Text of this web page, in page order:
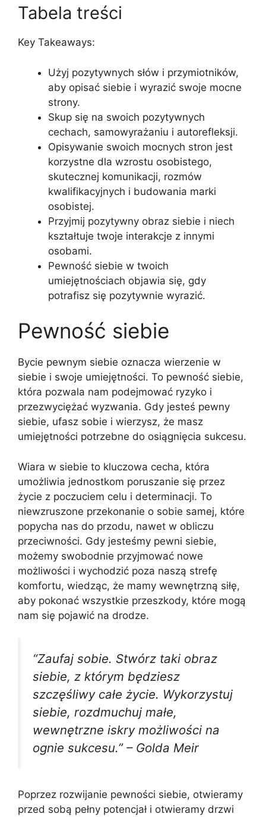
Tabela treści
Key Takeaways:
Użyj pozytywnych słów i przymiotników,
aby opisać siebie i wyrazić swoje mocne
strony.
Skup się na swoich pozytywnych
cechach, samowyrażaniu i autorefleksji.
Opisywanie swoich mocnych stron jest
korzystne dla wzrostu osobistego,
skutecznej komunikacji, rozmów
kwalifikacyjnych i budowania marki
osobistej.
Przyjmij pozytywny obraz siebie i niech
kształtuje twoje interakcje z innymi
osobami.
Pewność siebie w twoich
umiejętnościach objawia się, gdy
potrafisz się pozytywnie wyrazić.
Pewność siebie
Bycie pewnym siebie oznacza wierzenie w
siebie i swoje umiejętności. To pewność siebie,
która pozwala nam podejmować ryzyko i
przezwyciężać wyzwania. Gdy jesteś pewny
siebie, ufasz sobie i wierzysz, że masz
umiejętności potrzebne do osiągnięcia sukcesu.
Wiara w siebie to kluczowa cecha, która
umożliwia jednostkom poruszanie się przez
życie z poczuciem celu i determinacji. To
niewzruszone przekonanie o sobie samej, które
popycha nas do przodu, nawet w obliczu
przeciwności. Gdy jesteśmy pewni siebie,
możemy swobodnie przyjmować nowe
możliwości i wychodzić poza naszą strefę
komfortu, wiedząc, że mamy wewnętrzną siłę,
aby pokonać wszystkie przeszkody, które mogą
nam się pojawić na drodze.
“Zaufaj sobie. Stwórz taki obraz
siebie, z którym będziesz
szczęśliwy całe życie. Wykorzystuj
siebie, rozdmuchuj małe,
wewnętrzne iskry możliwości na
ognie sukcesu.” – Golda Meir
Poprzez rozwijanie pewności siebie, otwieramy
przed sobą pełny potencjał i otwieramy drzwi